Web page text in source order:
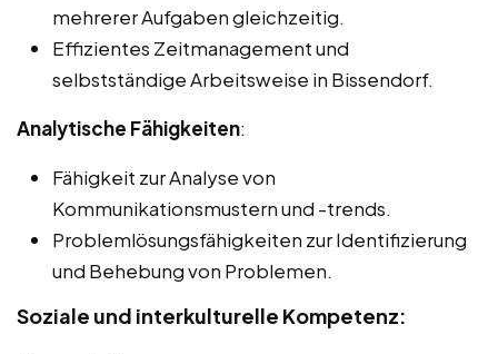
mehrerer Aufgaben gleichzeitig.
Effizientes Zeitmanagement und
selbstständige Arbeitsweise in Bissendorf.
Analytische Fähigkeiten:
Fähigkeit zur Analyse von
Kommunikationsmustern und -trends.
Problemlösungsfähigkeiten zur Identifizierung
und Behebung von Problemen.
Soziale und interkulturelle Kompetenz: